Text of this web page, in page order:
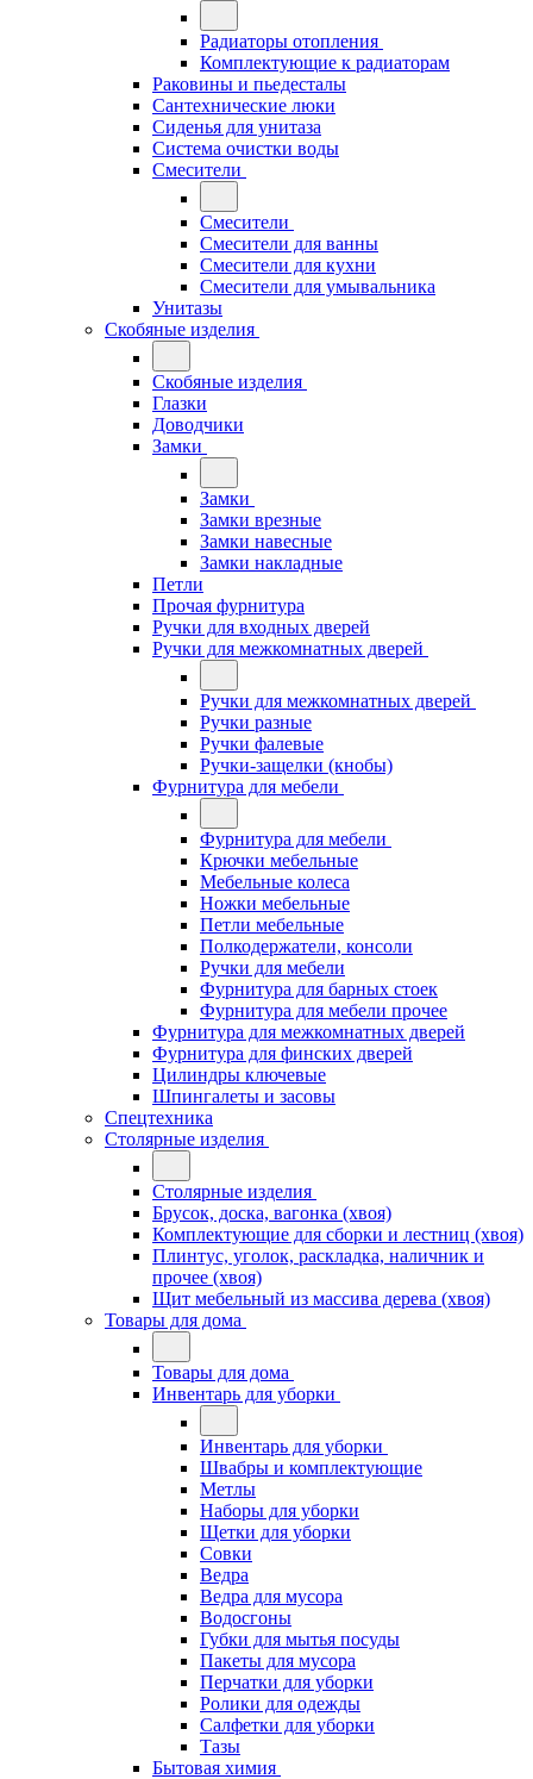
Радиаторы отопления
Комплектующие к радиаторам
Раковины и пьедесталы
Сантехнические люки
Сиденья для унитаза
Система очистки воды
Смесители
Смесители
Смесители для ванны
Смесители для кухни
Смесители для умывальника
Унитазы
Скобяные изделия
Скобяные изделия
Глазки
Доводчики
Замки
Замки
Замки врезные
Замки навесные
Замки накладные
Петли
Прочая фурнитура
Ручки для входных дверей
Ручки для межкомнатных дверей
Ручки для межкомнатных дверей
Ручки разные
Ручки фалевые
Ручки-защелки (кнобы)
Фурнитура для мебели
Фурнитура для мебели
Крючки мебельные
Мебельные колеса
Ножки мебельные
Петли мебельные
Полкодержатели, консоли
Ручки для мебели
Фурнитура для барных стоек
Фурнитура для мебели прочее
Фурнитура для межкомнатных дверей
Фурнитура для финских дверей
Цилиндры ключевые
Шпингалеты и засовы
Спецтехника
Столярные изделия
Столярные изделия
Брусок, доска, вагонка (хвоя)
Комплектующие для сборки и лестниц (хвоя)
Плинтус, уголок, раскладка, наличник и
прочее (хвоя)
Щит мебельный из массива дерева (хвоя)
Товары для дома
Товары для дома
Инвентарь для уборки
Инвентарь для уборки
Швабры и комплектующие
Метлы
Наборы для уборки
Щетки для уборки
Совки
Ведра
Ведра для мусора
Водосгоны
Губки для мытья посуды
Пакеты для мусора
Перчатки для уборки
Ролики для одежды
Салфетки для уборки
Тазы
Бытовая химия